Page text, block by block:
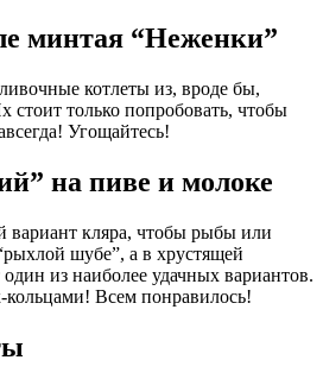
минтая “Неженки”
котлеты из, вроде бы,
стоит только попробовать, чтобы
Угощайтесь!
на пиве и молоке
кляра, чтобы рыбы или
шубе”, а в хрустящей
из наиболее удачных вариантов.
Всем понравилось!